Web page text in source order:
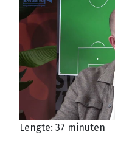
Lengte: 37 minuten